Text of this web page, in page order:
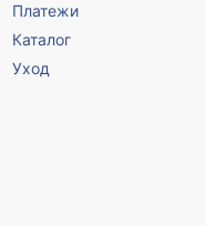
Платежи
Каталог
Уход